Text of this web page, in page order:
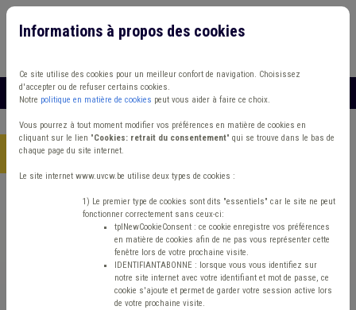
Accueil > Management, stratégie
Trouver un contenu
Management, stratégie
Matière(s) principale(s)
Informations à propos des cookies
Ce site utilise des cookies pour un meilleur confort de navigation. Choisissez
d'accepter ou de refuser certains cookies.
Notre politique en matière de cookies peut vous aider à faire ce choix.
Vous pourrez à tout moment modifier vos préférences en matière de cookies en
cliquant sur le lien "Cookies: retrait du consentement" qui se trouve dans le bas de
chaque page du site internet.
Le site internet www.uvcw.be utilise deux types de cookies :
1) Le premier type de cookies sont dits "essentiels" car le site ne peut
fonctionner correctement sans ceux-ci:
tplNewCookieConsent : ce cookie enregistre vos préférences
en matière de cookies afin de ne pas vous représenter cette
fenêtre lors de votre prochaine visite.
IDENTIFIANTABONNE : lorsque vous vous identifiez sur
notre site internet avec votre identifiant et mot de passe, ce
cookie s'ajoute et permet de garder votre session active lors
de votre prochaine visite.